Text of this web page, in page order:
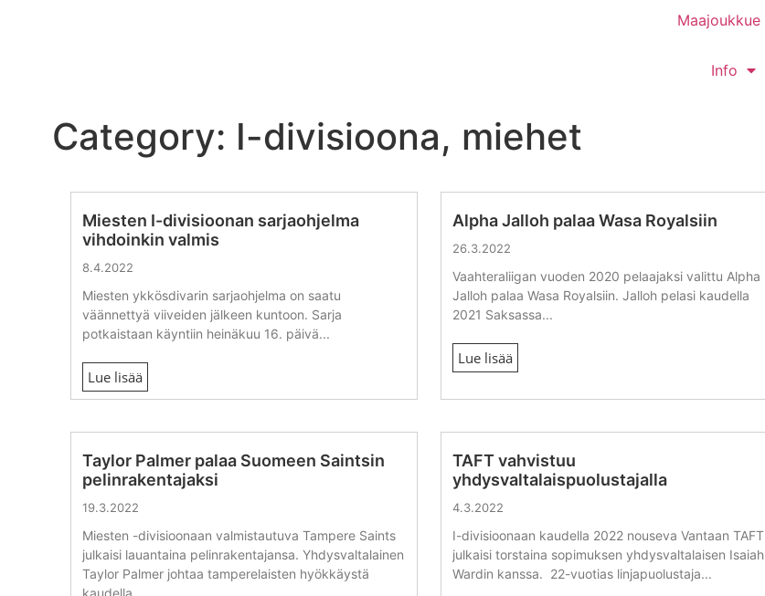
Maajoukkue
Info
Category: I-divisioona, miehet
Miesten I-divisioonan sarjaohjelma
vihdoinkin valmis
8.4.2022
Miesten ykkösdivarin sarjaohjelma on saatu
väännettyä viiveiden jälkeen kuntoon. Sarja
potkaistaan käyntiin heinäkuu 16. päivä...
Lue lisää
Alpha Jalloh palaa Wasa Royalsiin
26.3.2022
Vaahteraliigan vuoden 2020 pelaajaksi valittu Alpha
Jalloh palaa Wasa Royalsiin. Jalloh pelasi kaudella
2021 Saksassa...
Lue lisää
Taylor Palmer palaa Suomeen Saintsin
pelinrakentajaksi
19.3.2022
Miesten -divisioonaan valmistautuva Tampere Saints
julkaisi lauantaina pelinrakentajansa. Yhdysvaltalainen
Taylor Palmer johtaa tamperelaisten hyökkäystä
kaudella...
TAFT vahvistuu
yhdysvaltalaispuolustajalla
4.3.2022
I-divisioonaan kaudella 2022 nouseva Vantaan TAFT
julkaisi torstaina sopimuksen yhdysvaltalaisen Isaiah
Wardin kanssa. 22-vuotias linjapuolustaja...